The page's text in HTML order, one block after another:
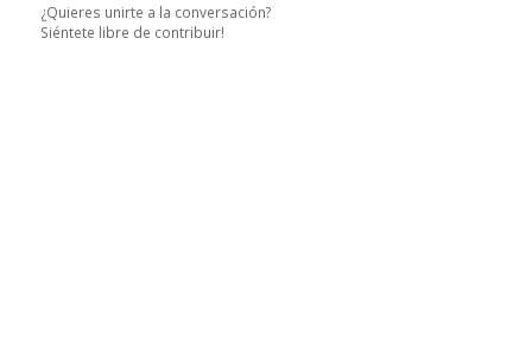
¿Quieres unirte a la conversación?
Siéntete libre de contribuir!